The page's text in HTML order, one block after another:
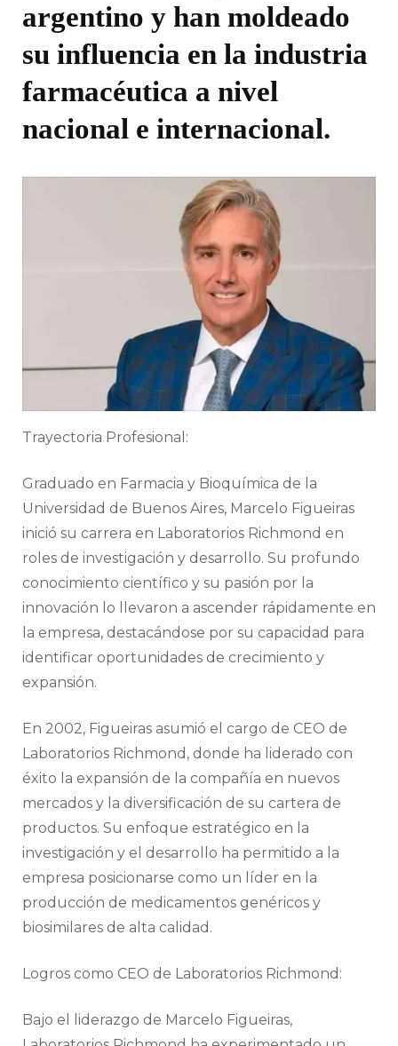
argentino y han moldeado
su influencia en la industria
farmacéutica a nivel
nacional e internacional.
Trayectoria Profesional:
Graduado en Farmacia y Bioquímica de la
Universidad de Buenos Aires, Marcelo Figueiras
inició su carrera en Laboratorios Richmond en
roles de investigación y desarrollo. Su profundo
conocimiento científico y su pasión por la
innovación lo llevaron a ascender rápidamente en
la empresa, destacándose por su capacidad para
identificar oportunidades de crecimiento y
expansión.
En 2002, Figueiras asumió el cargo de CEO de
Laboratorios Richmond, donde ha liderado con
éxito la expansión de la compañía en nuevos
mercados y la diversificación de su cartera de
productos. Su enfoque estratégico en la
investigación y el desarrollo ha permitido a la
empresa posicionarse como un líder en la
producción de medicamentos genéricos y
biosimilares de alta calidad.
Logros como CEO de Laboratorios Richmond:
Bajo el liderazgo de Marcelo Figueiras,